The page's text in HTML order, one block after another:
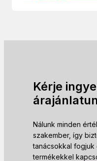
Kérje
Nálunk minden
szakember, így
tanácsokkal fogjuk
termékekkel